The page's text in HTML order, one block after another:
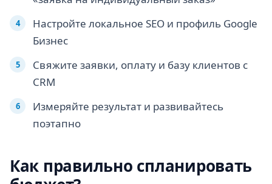
Настройте локальное SEO и профиль Google
Бизнес
Свяжите заявки, оплату и базу клиентов с
CRM
Измеряйте результат и развивайтесь
поэтапно
Как правильно спланировать